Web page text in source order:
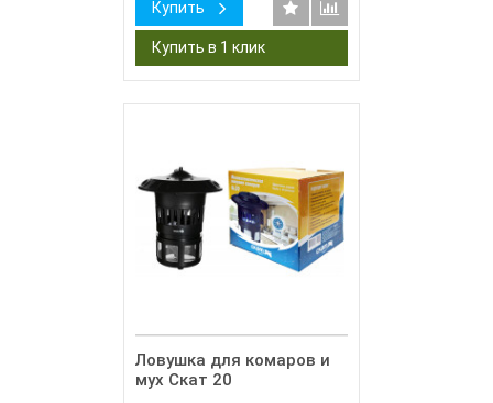
Купить
Ловушка для комаров и
мух Скат 20